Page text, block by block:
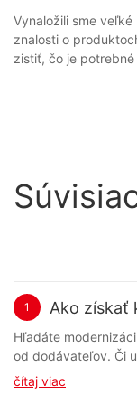
Vynaložili sme
znalosti o
zistiť, čo je
1 Ako získať
Hľadáte modernizáciu svojho počítača pomocou špičkovej skrine, ktorá je nielen štýlová, ale aj kvalitná? V tomto článku preskúmame najlepšie tipy a triky na získavanie prémiových počítačových skríň od dodávateľov. Či už ste herný nadšenec alebo profesionál, ktorý chce vylepšiť svoju pracovnú stanicu, nájdenie perfektnej skrine je nevyhnutné z hľadiska funkčnosti aj estetiky. Pridajte sa k nám a odhalíme tajomstvá, ako získať tie najlepšie počítačové skrine na trhu. - Pochopenie dôležitosti kvalitných počítačových skríň Vo svete počítačového hardvéru nemožno preceňovať dôležitosť kvalitných počítačových skríň. Nielenže uchovávajú a chránia všetky kľúčové komponenty počítača, ale zohrávajú aj významnú úlohu v celkovom výkone a životnosti systému. Preto je pre každého seriózneho počítačového nadšenca alebo profesionálneho staviteľa nevyhnutné získavať vysokokvalitné počítačové skrine od spoľahlivých dodávateľov a výrobcov. Pri výbere dodávateľa alebo výrobcu počítačovej skrine je
čítaj viac